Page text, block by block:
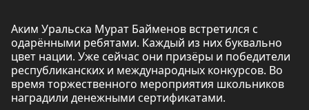
Аким Уральска Мурат Байменов встретился с
одарёнными ребятами. Каждый из них буквально
цвет нации. Уже сейчас они призёры и победители
республиканских и международных конкурсов. Во
время торжественного мероприятия школьников
наградили денежными сертификатами.